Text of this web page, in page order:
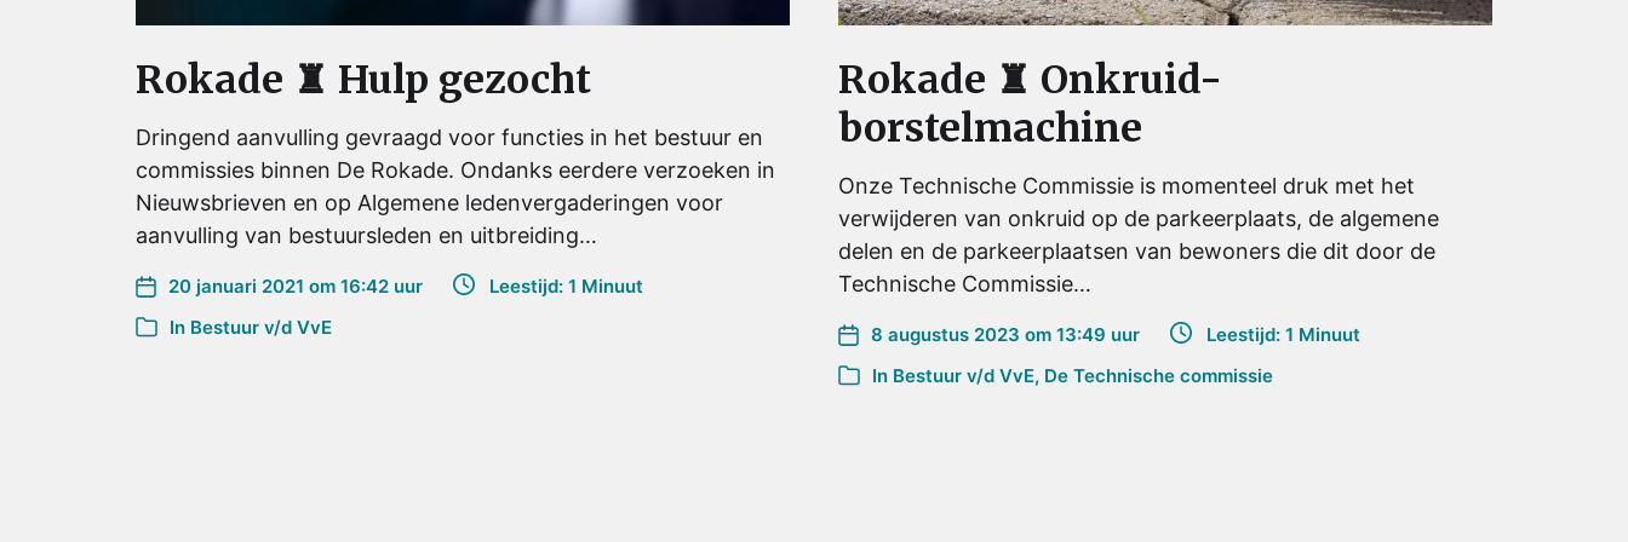
Rokade ♜ Hulp gezocht
Dringend aanvulling gevraagd voor functies in het bestuur en
commissies binnen De Rokade. Ondanks eerdere verzoeken in
Nieuwsbrieven en op Algemene ledenvergaderingen voor
aanvulling van bestuursleden en uitbreiding…
20 januari 2021 om 16:42 uur
Leestijd: 1 Minuut
In Bestuur v/d VvE
Rokade ♜ Onkruid-
borstelmachine
Onze Technische Commissie is momenteel druk met het
verwijderen van onkruid op de parkeerplaats, de algemene
delen en de parkeerplaatsen van bewoners die dit door de
Technische Commissie…
8 augustus 2023 om 13:49 uur
Leestijd: 1 Minuut
In Bestuur v/d VvE, De Technische commissie